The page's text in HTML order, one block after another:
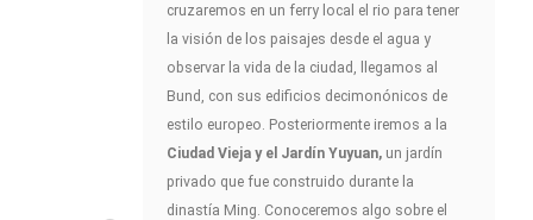
cruzaremos en un ferry local el rio para tener
la visión de los paisajes desde el agua y
observar la vida de la ciudad, llegamos al
Bund, con sus edificios decimonónicos de
estilo europeo. Posteriormente iremos a la
Ciudad Vieja y el Jardín Yuyuan, un jardín
privado que fue construido durante la
dinastía Ming. Conoceremos algo sobre el